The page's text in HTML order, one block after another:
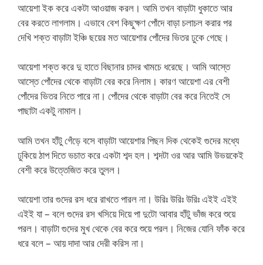
আয়েশা ইক করে একটা আওয়াজ করল। আমি তখন বাড়াটা ধুকাতে আর
বের করতে লাগলাম। এভাবে বেশ কিছুক্ষণ পোঁদে বাড়া চলাচল করার পর
দেখি শক্ত বাড়াটা ইঞ্চি ছয়ের মত আয়েশার পোঁদের ভিতর ঢুকে গেছে।
আয়েশা শক্ত করে দু হাতে বিছানার চাদর খামচে ধরেছে। আমি আস্তে
আস্তে পোঁদের থেকে বাড়াটা বের করে নিলাম। কারণ আয়েশা এর বেশী
পোঁদের ভিতর নিতে পারে না। পোঁদের থেকে বাড়াটা বের করে নিতেই সে
পাছাটা একটু নামাল।
আমি তখন হাঁটু গেঁড়ে বসে বাড়াটা আয়েশার পিছন দিক থেকেই গুদের মধ্যে
ঢুকিয়ে ঠাপ দিতে ভচাত করে একটা শব্দ হল। শব্দটা ওর আর আমি উভয়কেই
বেশী করে উত্তেজিত করে তুলল।
আয়েশা তার গুদের রস ধরে রাখতে পারল না। উরিঃ উরিঃ উরিঃ এইই এইই
এইই যা – বলে গুদের রস খসিয়ে দিয়ে পা দুটো আবার হাঁটু ভাঁজ করে শুয়ে
পরল। বাড়াটা গুদের মুখ থেকে বের করে শুয়ে পরল। নিজের যোনি ফাঁক করে
ধরে বলে – আয় দাদা আর দেরী করিস না।